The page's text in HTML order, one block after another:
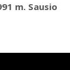
m. Sausio